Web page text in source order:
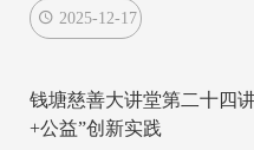
2025-12-17
钱塘慈善大讲堂第二十四
+公益”创新实践